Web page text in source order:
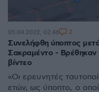
Συνελήφθη ύποπτος
Σακραμέντο -
βίντεο
«Οι ερευνητές
ετών, ως ύποπτο, ο
05.04.2022, 02:46 2